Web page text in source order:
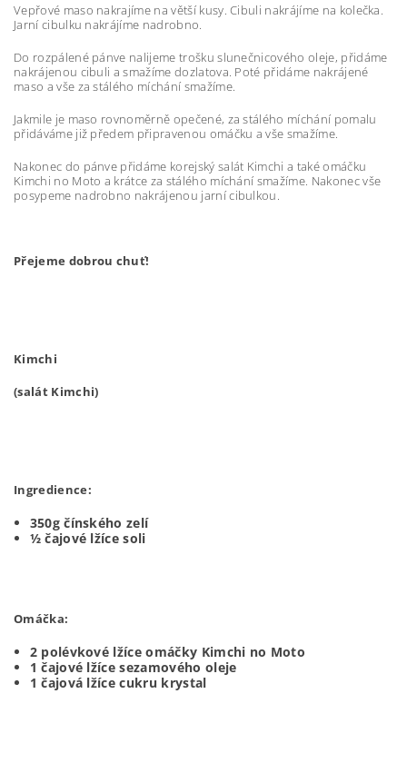
Vepřové maso nakrajíme na větší kusy. Cibuli nakrájíme na kolečka.
Jarní cibulku nakrájíme nadrobno.
Do rozpálené pánve nalijeme trošku slunečnicového oleje, přidáme
nakrájenou cibuli a smažíme dozlatova. Poté přidáme nakrájené
maso a vše za stálého míchání smažíme.
Jakmile je maso rovnoměrně opečené, za stálého míchání pomalu
přidáváme již předem připravenou omáčku a vše smažíme.
Nakonec do pánve přidáme korejský salát Kimchi a také omáčku
Kimchi no Moto a krátce za stálého míchání smažíme. Nakonec vše
posypeme nadrobno nakrájenou jarní cibulkou.
Přejeme dobrou chuť!
Kimchi
(salát Kimchi)
Ingredience:
350g čínského zelí
½ čajové lžíce soli
Omáčka:
2 polévkové lžíce omáčky Kimchi no Moto
1 čajové lžíce sezamového oleje
1 čajová lžíce cukru krystal